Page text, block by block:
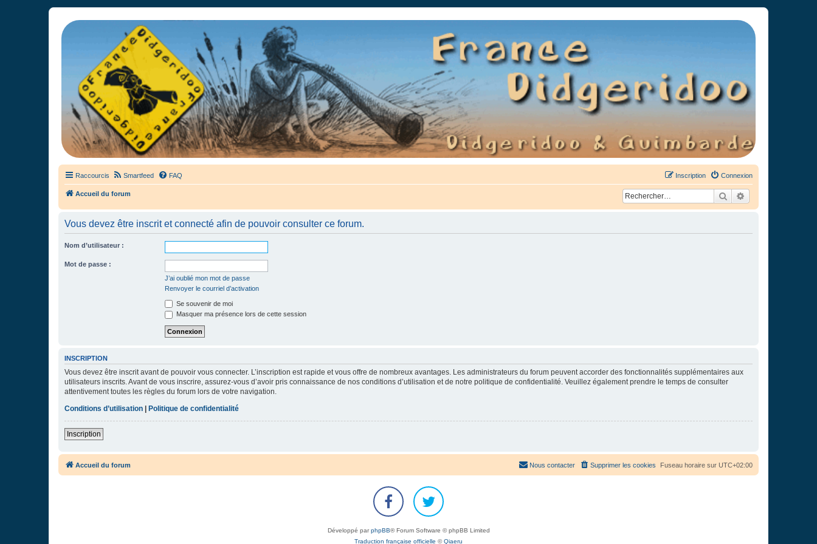
France Didgeridoo
Didgeridoo et Guimbarde sur France Didgeridoo - retrouvez la communauté.
Raccourcis Smartfeed FAQ Connexion
Inscription
Accueil du forum Rechercher
Vous devez être inscrit et connecté afin de pouvoir consulter ce forum.
Nom d’utilisateur :
Mot de passe :
J’ai oublié mon mot de passe
Renvoyer le courriel d’activation
Se souvenir de moi
Masquer ma présence lors de cette session
INSCRIPTION
Vous devez être inscrit avant de pouvoir vous connecter. L’inscription est rapide et vous offre de nombreux avantages. Les administrateurs du forum peuvent accorder des fonctionnalités supplémentaires aux
utilisateurs inscrits. Avant de vous inscrire, assurez-vous d’avoir pris connaissance de nos conditions d’utilisation et de notre politique de confidentialité. Veuillez également prendre le temps de consulter
attentivement toutes les règles du forum lors de votre navigation.
Conditions d’utilisation
Politique de confidentialité
Inscription
Accueil du forum Fuseau horaire sur UTC+02:00
Supprimer les cookies
Nous contacter
Développé parphpBB® Forum Software © phpBB Limited
Traduction française officielle ©Qiaeru